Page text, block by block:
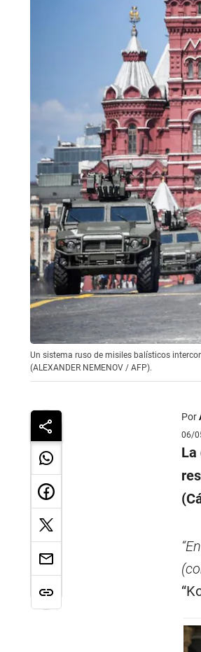
Un sistema ruso de misiles balísticos
(ALEXANDER NEMENOV / AFP).
Por
06/
La